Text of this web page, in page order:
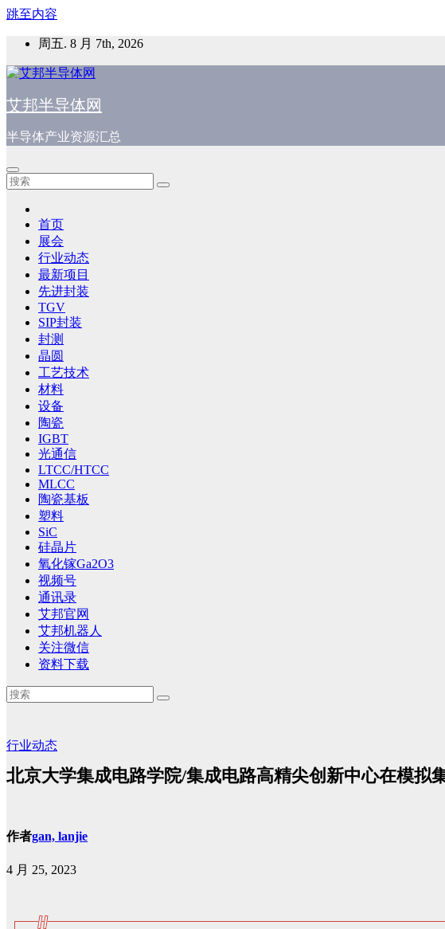
跳至内容
周五. 8 月 7th, 2026
艾邦半导体网
半导体产业资源汇总
首页
展会
行业动态
最新项目
先进封装
TGV
SIP封装
封测
晶圆
工艺技术
材料
设备
陶瓷
IGBT
光通信
LTCC/HTCC
MLCC
陶瓷基板
塑料
SiC
硅晶片
氧化镓Ga2O3
视频号
通讯录
艾邦官网
艾邦机器人
关注微信
资料下载
行业动态
北京大学集成电路学院/集成电路高精尖创新中心在模拟
作者gan, lanjie
4 月 25, 2023